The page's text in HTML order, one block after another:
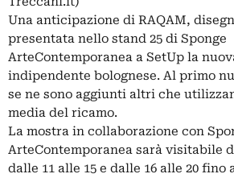
Una anticipazione di RAQAM,
presentata nello stand 25 di Sponge
ArteContemporanea a SetUp la
indipendente bolognese. Al primo
se ne sono aggiunti altri che
media del ricamo.
La mostra in collaborazione con
ArteContemporanea sarà visitabile
dalle 11 alle 15 e dalle 16 alle 20 fino